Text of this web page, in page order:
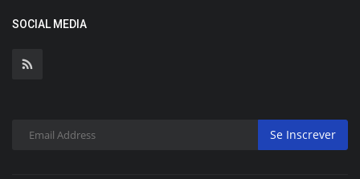
SOCIAL MEDIA
Se Inscrever